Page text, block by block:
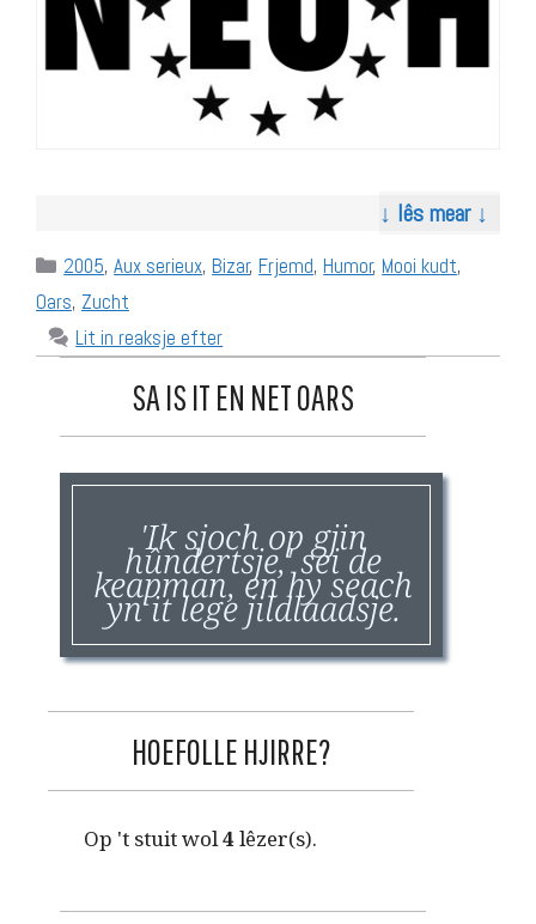
↓ lês mear ↓
Categories
2005,Aux serieux, Bizar, Frjemd, Humor, Mooi kudt,
Oars, Zucht
Lit in reaksje efter
SA IS IT EN NET OARS
'Ik sjoch op gjin
hûndertsje,' sei de
keapman, en hy seach
yn it lege jildlaadsje.
HOEFOLLE HJIRRE?
Op 't stuit wol4lêzer(s).